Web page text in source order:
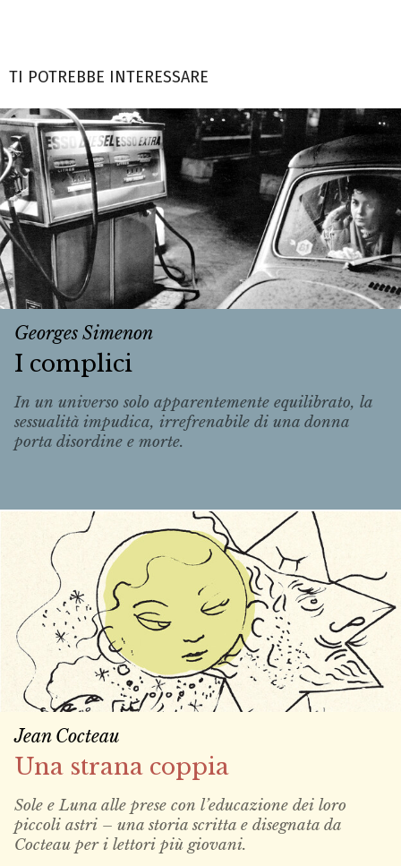
TI POTREBBE INTERESSARE
Georges Simenon
I complici
In un universo solo apparentemente equilibrato, la
sessualità impudica, irrefrenabile di una donna
porta disordine e morte.
Jean Cocteau
Una strana coppia
Sole e Luna alle prese con l’educazione dei loro
piccoli astri – una storia scritta e disegnata da
Cocteau per i lettori più giovani.